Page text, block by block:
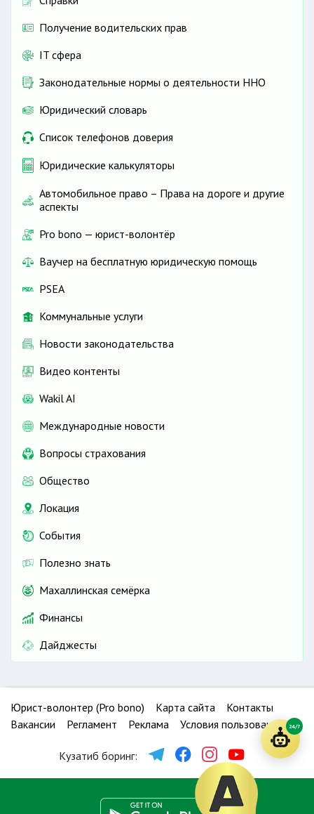
Получение водительских прав
IT сфера
Законодательные нормы о деятельности ННО
Юридический словарь
Список телефонов доверия
Юридические калькуляторы
Автомобильное право – Права на дороге и другие
аспекты
Pro bono — юрист-волонтёр
Ваучер на бесплатную юридическую помощь
PSEA
Коммунальные услуги
Новости законодательства
Видео контенты
Wakil AI
Международные новости
Вопросы страхования
Общество
Локация
События
Полезно знать
Махаллинская семёрка
Финансы
Дайджесты
Юрист-волонтер (Pro bono) Карта сайта
Контакты
Вакансии
Регламент Реклама Условия пользования
Кузатиб боринг:
24/7